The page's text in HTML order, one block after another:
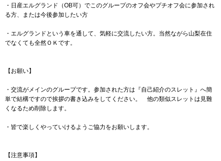
・日産エルグランド（OB可）でこのグループのオフ会やプチオフ会に参加され
る方、または今後参加したい方
・エルグランドという車を通して、気軽に交流したい方。当然ながら山梨在住
でなくても全然ＯＫです。
【お願い】
・交流がメインのグループです。参加された方は『自己紹介のスレット』へ簡
単で結構ですので挨拶の書き込みをしてください。 他の類似スレットは見難
くなるため削除します。
・皆で楽しくやっていけるようご協力をお願いします。
【注意事項】